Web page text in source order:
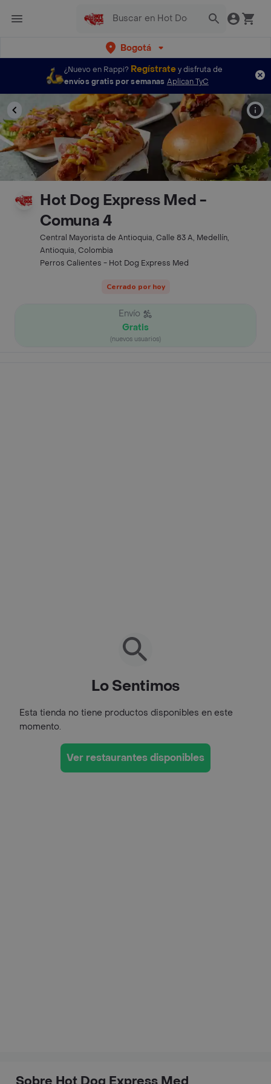
Bogotá
¿Nuevo en Rappi? Regístratey disfruta de
envíos gratis por semanas Aplican TyC
Hot Dog Express Med -
Comuna 4
Central Mayorista de Antioquia, Calle 83 A, Medellín,
Antioquia, Colombia
Perros Calientes - Hot Dog Express Med
Cerrado por hoy
Envío
Gratis
(nuevos usuarios)
Lo Sentimos
Esta tienda no tiene productos disponibles en este
momento.
Ver restaurantes disponibles